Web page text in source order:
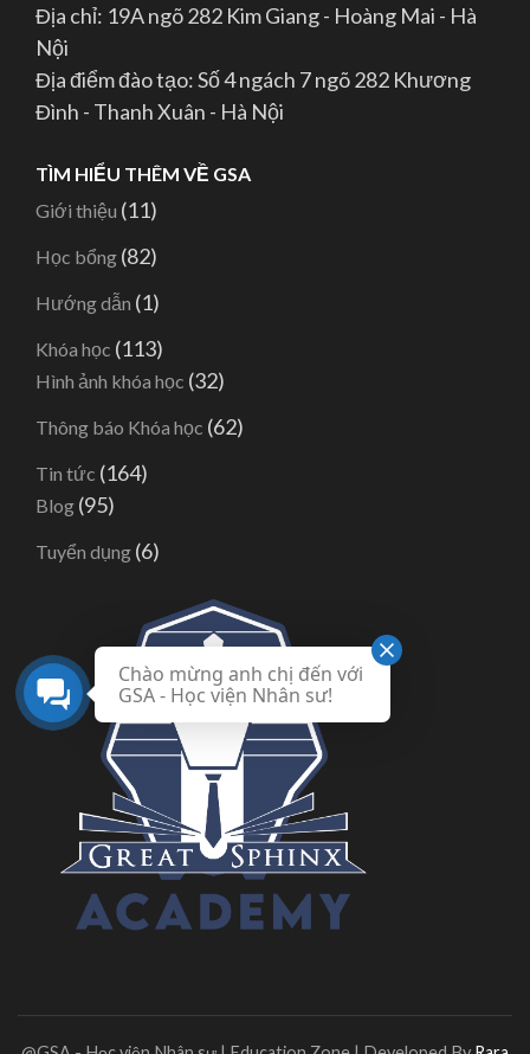
Địa chỉ: 19A ngõ 282 Kim Giang - Hoàng Mai - Hà
Nội
Địa điểm đào tạo: Số 4 ngách 7 ngõ 282 Khương
Đình - Thanh Xuân - Hà Nội
TÌM HIỂU THÊM VỀ GSA
Giới thiệu (11)
Học bổng (82)
Hướng dẫn (1)
Khóa học (113)
Hình ảnh khóa học (32)
Thông báo Khóa học (62)
Tin tức (164)
Blog (95)
Tuyển dụng (6)
Chào mừng anh chị đến với
GSA - Học viện Nhân sư!